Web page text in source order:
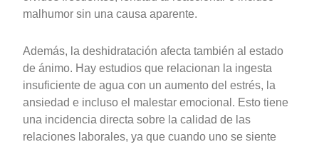
malhumor sin una causa aparente.
Además, la deshidratación afecta también al estado
de ánimo. Hay estudios que relacionan la ingesta
insuficiente de agua con un aumento del estrés, la
ansiedad e incluso el malestar emocional. Esto tiene
una incidencia directa sobre la calidad de las
relaciones laborales, ya que cuando uno se siente